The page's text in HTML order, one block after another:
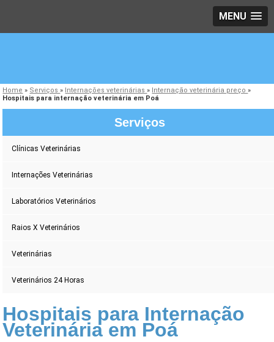
MENU
Home » Serviços» Internações veterinárias» Internação veterinária preço»
Hospitais para internação veterinária em Poá
Serviços
Clínicas Veterinárias
Internações Veterinárias
Laboratórios Veterinários
Raios X Veterinários
Veterinárias
Veterinários 24 Horas
Hospitais para Internação
Veterinária em Poá